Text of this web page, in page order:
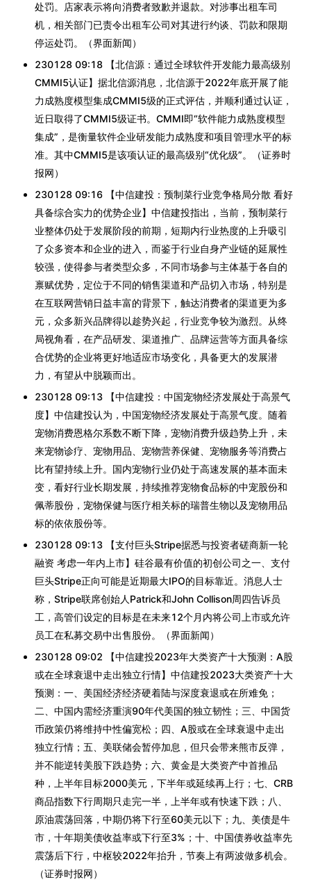
处罚。店家表示将向消费者致歉并退款。对涉事出租车司
机，相关部门已责令出租车公司对其进行约谈、罚款和限期
停运处罚。（界面新闻）
230128 09:18 【北信源：通过全球软件开发能力最高级别
CMMI5认证】据北信源消息，北信源于2022年底开展了能
力成熟度模型集成CMMI5级的正式评估，并顺利通过认证，
近日取得了CMMI5级证书。CMMI即“软件能力成熟度模型
集成”，是衡量软件企业研发能力成熟度和项目管理水平的标
准。其中CMMI5是该项认证的最高级别“优化级”。（证券时
报网）
230128 09:16 【中信建投：预制菜行业竞争格局分散 看好
具备综合实力的优势企业】中信建投指出，当前，预制菜行
业整体仍处于发展阶段的前期，短期内行业热度的上升吸引
了众多资本和企业的进入，而鉴于行业自身产业链的延展性
较强，使得参与者类型众多，不同市场参与主体基于各自的
禀赋优势，定位于不同的销售渠道和产品切入市场，特别是
在互联网营销日益丰富的背景下，触达消费者的渠道更为多
元，众多新兴品牌得以趁势兴起，行业竞争较为激烈。从终
局视角看，在产品研发、渠道推广、品牌运营等方面具备综
合优势的企业将更好地适应市场变化，具备更大的发展潜
力，有望从中脱颖而出。
230128 09:13 【中信建投：中国宠物经济发展处于高景气
度】中信建投认为，中国宠物经济发展处于高景气度。随着
宠物消费恩格尔系数不断下降，宠物消费升级趋势上升，未
来宠物诊疗、宠物用品、宠物营养保健、宠物服务等消费占
比有望持续上升。国内宠物行业仍处于高速发展的基本面未
变，看好行业长期发展，持续推荐宠物食品标的中宠股份和
佩蒂股份，宠物保健与医疗相关标的瑞普生物以及宠物用品
标的依依股份等。
230128 09:13 【支付巨头Stripe据悉与投资者磋商新一轮
融资 考虑一年内上市】硅谷最有价值的初创公司之一、支付
巨头Stripe正向可能是近期最大IPO的目标靠近。消息人士
称，Stripe联席创始人Patrick和John Collison周四告诉员
工，高管们设定的目标是在未来12个月内将公司上市或允许
员工在私募交易中出售股份。（界面新闻）
230128 09:02 【中信建投2023年大类资产十大预测：A股
或在全球衰退中走出独立行情】中信建投2023大类资产十大
预测：一、美国经济经济硬着陆与深度衰退或在所难免；
二、中国内需经济重演90年代美国的独立韧性；三、中国货
币政策仍将维持中性偏宽松；四、A股或在全球衰退中走出
独立行情；五、美联储会暂停加息，但只会带来熊市反弹，
并不能逆转美股下跌趋势；六、黄金是大类资产中首推品
种，上半年目标2000美元，下半年或延续再上行；七、CRB
商品指数下行周期只走完一半，上半年或有快速下跌；八、
原油震荡回落，中期仍将下行至60美元以下；九、美债是牛
市，十年期美债收益率或下行至3%；十、中国债券收益率先
震荡后下行，中枢较2022年抬升，节奏上有两波做多机会。
（证券时报网）